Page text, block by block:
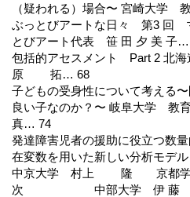
（疑われる）場合〜 宮崎大
ぶっとびアートな日々 第3 回
とびアート代表 笹 田 夕 美 子…
包括的アセスメント Part 2 北
原 拓… 68
子どもの受身性について考える
良い子なのか？〜 岐阜大学
真… 74
発達障害児者の援助に役立つ数
在変数を用いた新しい分析モデル
中京大学 村上 隆 京都学
次 中部大学 伊 藤